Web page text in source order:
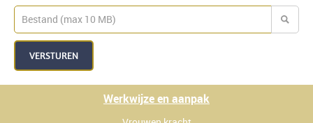
VERSTUREN
Werkwijze en aanpak